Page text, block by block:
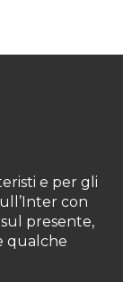
e per gli
con
presente,
qualche